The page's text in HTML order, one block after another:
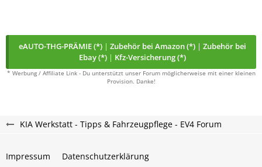
eAUTO-THG-PRÄMIE (*) | Zubehör bei Amazon (*) | Zubehör bei
Ebay (*) | Kfz-Versicherung (*)
* Werbung / Affiliate Link - Du unterstützt unser Forum möglicherweise mit einer kleinen
Provision. Danke!
KIA Werkstatt - Tipps & Fahrzeugpflege - EV4 Forum
Impressum Datenschutzerklärung